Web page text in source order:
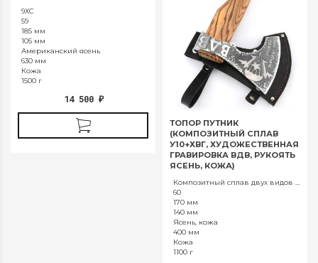
9ХС
59
185 мм
105 мм
Американский ясень
630 мм
Кожа
1500 г
14 500 ₽
ТОПОР ПУТНИК
(КОМПОЗИТНЫЙ СПЛАВ
У10+ХВГ, ХУДОЖЕСТВЕННАЯ
ГРАВИРОВКА ВДВ, РУКОЯТЬ
ЯСЕНЬ, КОЖА)
60
170 мм
140 мм
Ясень, кожа
400 мм
Кожа
1100 г